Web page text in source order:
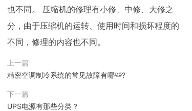
也不同。 压缩机的修理有小修、中修、大修之
分，由于压缩机的运转、使用时间和损坏程度的
不同，修理的内容也不同。
上一篇
精密空调制冷系统的常见故障有哪些?
下一篇
UPS电源有那些分类？